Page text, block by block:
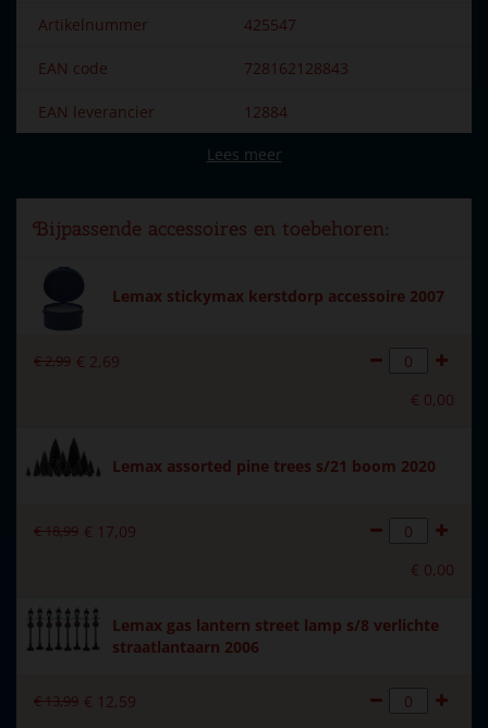
Artikelnummer 425547
EAN code 728162128843
EAN leverancier 12884
Lemax
Dorpsnaam Spooky Town
Locatie ST-P16-C
Soort Mens & dier
Introductiejaar
Met verlichting
Met muziek Nee
Lees meer
Bijpassende accessoires en toebehoren:
Lemax stickymax kerstdorp accessoire 2007
€2,99 € 2,69
€ 0,00
Lemax assorted pine trees s/21 boom 2020
€18,99 € 17,09
€ 0,00
Lemax gas lantern street lamp s/8 verlichte
straatlantaarn 2006
€13,99 € 12,59